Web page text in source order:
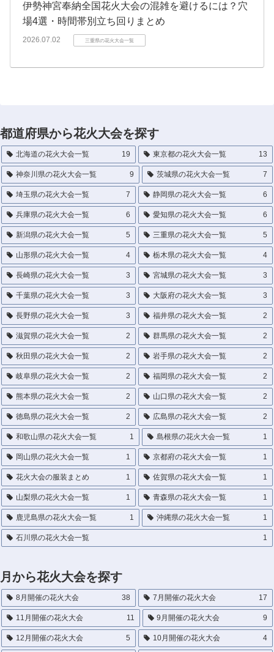
伊勢神宮奉納全国花火大会の混雑を避けるには？穴
場4選・時間帯別立ち回りまとめ
2026.07.02 三重県の花火大会一覧
都道府県から花火大会を探す
北海道の花火大会一覧 19 東京都の花火大会一覧 13
神奈川県の花火大会一覧 9 茨城県の花火大会一覧 7
埼玉県の花火大会一覧 7 静岡県の花火大会一覧 6
兵庫県の花火大会一覧 6 愛知県の花火大会一覧 6
新潟県の花火大会一覧 5 三重県の花火大会一覧 5
山形県の花火大会一覧 4 栃木県の花火大会一覧 4
長崎県の花火大会一覧 3 宮城県の花火大会一覧 3
千葉県の花火大会一覧 3 大阪府の花火大会一覧 3
長野県の花火大会一覧 3 福井県の花火大会一覧 2
滋賀県の花火大会一覧 2 群馬県の花火大会一覧 2
秋田県の花火大会一覧 2 岩手県の花火大会一覧 2
岐阜県の花火大会一覧 2 福岡県の花火大会一覧 2
熊本県の花火大会一覧 2 山口県の花火大会一覧 2
徳島県の花火大会一覧 2 広島県の花火大会一覧 2
和歌山県の花火大会一覧 1 島根県の花火大会一覧 1
岡山県の花火大会一覧 1 京都府の花火大会一覧 1
花火大会の服装まとめ 1 佐賀県の花火大会一覧 1
山梨県の花火大会一覧 1 青森県の花火大会一覧 1
鹿児島県の花火大会一覧 1 沖縄県の花火大会一覧 1
石川県の花火大会一覧 1
月から花火大会を探す
8月開催の花火大会 38 7月開催の花火大会 17
11月開催の花火大会 11 9月開催の花火大会 9
12月開催の花火大会 5 10月開催の花火大会 4